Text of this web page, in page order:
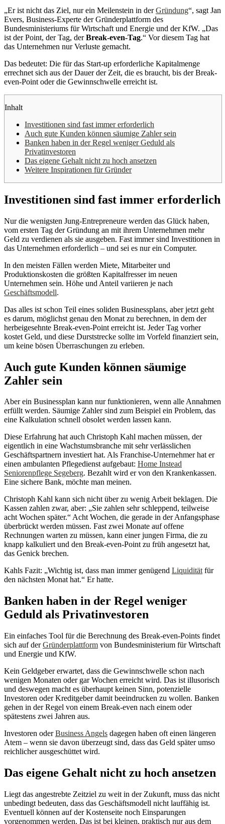
„Er ist nicht das Ziel, nur ein Meilenstein in derGründung“, sagt Jan
Evers, Business-Experte der Gründerplattform des
Bundesministeriums für Wirtschaft und Energie und der KfW. „Das
ist der Point, der Tag, derBreak-even-Tag.“ Vor diesem Tag hat
das Unternehmen nur Verluste gemacht.
Das bedeutet: Die für das Start-up erforderliche Kapitalmenge
errechnet sich aus der Dauer der Zeit, die es braucht, bis der Break-
even-Point oder die Gewinnschwelle erreicht ist.
Inhalt
Investitionen sind fast immer erforderlich
Auch gute Kunden können säumige Zahler sein
Banken haben in der Regel weniger Geduld als
Privatinvestoren
Das eigene Gehalt nicht zu hoch ansetzen
Weitere Inspirationen für Gründer
Investitionen sind fast immer erforderlich
Nur die wenigsten Jung-Entrepreneure werden das Glück haben,
vom ersten Tag der Gründung an mit ihrem Unternehmen mehr
Geld zu verdienen als sie ausgeben. Fast immer sind Investitionen in
das Unternehmen erforderlich – und sei es nur ein Computer.
In den meisten Fällen werden Miete, Mitarbeiter und
Produktionskosten die größten Kapitalfresser im neuen
Unternehmen sein. Höhe und Anteil variieren je nach
Geschäftsmodell.
Das alles ist schon Teil eines soliden Businessplans, aber jetzt geht
es darum, möglichst genau den Monat zu berechnen, in dem der
herbeigesehnte Break-even-Point erreicht ist. Jeder Tag vorher
kostet Geld, und diese Durststrecke sollte im Vorfeld finanziert sein,
um keine bösen Überraschungen zu erleben.
Auch gute Kunden können säumige
Zahler sein
Aber ein Businessplan kann nur funktionieren, wenn alle Annahmen
erfüllt werden. Säumige Zahler sind zum Beispiel ein Problem, das
eine Kalkulation schnell obsolet werden lassen kann.
Diese Erfahrung hat auch Christoph Kahl machen müssen, der
eigentlich in eine Wachstumsbranche mit sehr verlässlichen
Geschäftspartnern investiert hat. Als Franchise-Unternehmer hat er
einen ambulanten Pflegedienst aufgebaut: Home Instead
Seniorenpflege Segeberg. Bezahlt wird er von den Krankenkassen.
Eine sichere Bank, möchte man meinen.
Christoph Kahl kann sich nicht über zu wenig Arbeit beklagen. Die
Kassen zahlen zwar, aber: „Sie zahlen sehr schleppend, teilweise
acht Wochen später.“ Acht Wochen, die gerade in der Anfangsphase
überbrückt werden müssen. Fast zwei Monate auf offene
Rechnungen warten zu müssen, kann einer jungen Firma, die zu
knapp kalkuliert und den Break-even-Point zu früh angesetzt hat,
das Genick brechen.
Kahls Fazit: „Wichtig ist, dass man immer genügend Liquiditätfür
den nächsten Monat hat.“ Er hatte.
Banken haben in der Regel weniger
Geduld als Privatinvestoren
Ein einfaches Tool für die Berechnung des Break-even-Points findet
sich auf derGründerplattform von Bundesministerium für Wirtschaft
und Energie und KfW.
Kein Geldgeber erwartet, dass die Gewinnschwelle schon nach
wenigen Monaten oder gar Wochen erreicht wird. Das ist illusorisch
und deswegen macht es überhaupt keinen Sinn, potenzielle
Investoren oder Kreditgeber damit beeindrucken zu wollen. Banken
gehen in der Regel von einem Break-even nach einem oder
spätestens zwei Jahren aus.
Investoren oderBusiness Angels dagegen haben oft einen längeren
Atem – wenn sie davon überzeugt sind, dass das Geld später umso
reichlicher ausgeschüttet wird.
Das eigene Gehalt nicht zu hoch ansetzen
Liegt das angestrebte Zeitziel zu weit in der Zukunft, muss das nicht
unbedingt bedeuten, dass das Geschäftsmodell nicht lauffähig ist.
Eventuell können auf der Kostenseite noch Einsparungen
vorgenommen werden. Das ist bei kleinen, praktisch nur aus dem